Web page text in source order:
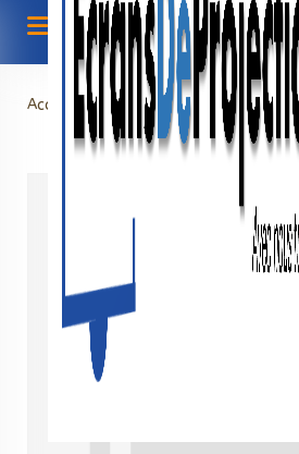
Accueil >Projectortafel